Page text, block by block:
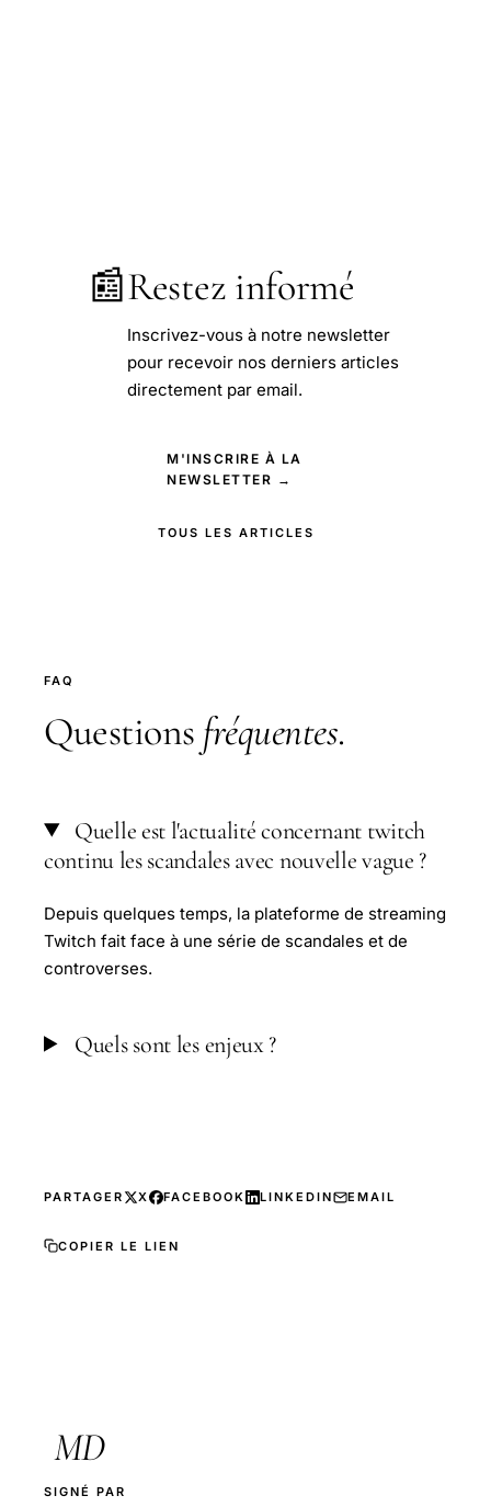
📰Restez informé
Inscrivez-vous à notre newsletter
pour recevoir nos derniers articles
directement par email.
M'INSCRIRE À LA
NEWSLETTER →
TOUS LES ARTICLES
FAQ
Questions fréquentes.
Quelle est l'actualité concernant twitch
continu les scandales avec nouvelle vague ?
Depuis quelques temps, la plateforme de streaming
Twitch fait face à une série de scandales et de
controverses.
Quels sont les enjeux ?
PARTAGER X FACEBOOK LINKEDIN EMAIL
COPIER LE LIEN
MD
SIGNÉ PAR